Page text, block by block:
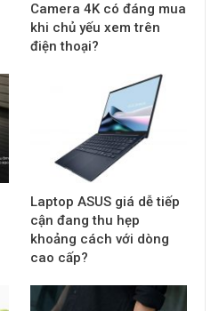
Camera 4K có đáng mua
khi chủ yếu xem trên
điện thoại?
Laptop ASUS giá dễ tiếp
cận đang thu hẹp
khoảng cách với dòng
cao cấp?